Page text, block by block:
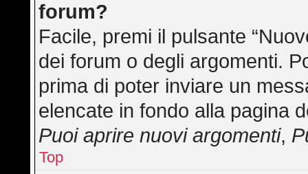
forum?
Facile, premi il pulsante
dei forum o degli argomenti.
prima di poter inviare un
elencate in fondo alla pagina
Puoi aprire nuovi argomenti,
Top